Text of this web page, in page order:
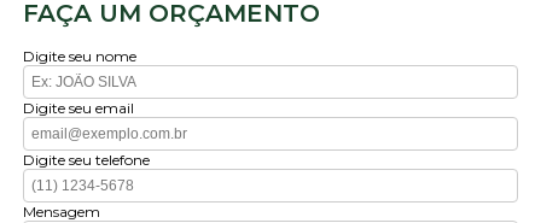
FAÇA UM ORÇAMENTO
Digite seu nome
Digite seu email
Digite seu telefone
Mensagem